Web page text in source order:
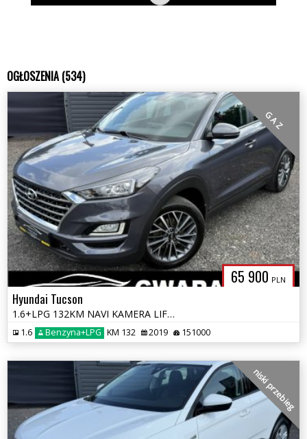
OGŁOSZENIA (534)
65 900 PLN
G A Z
Hyundai Tucson
1.6+LPG 132KM NAVI KAMERA LIFT LED ALU PDC Grz.FOTELE ParkAssist OPŁAT
1.6 Benzyna+LPG KM 132 2019 151000
niski przebieg